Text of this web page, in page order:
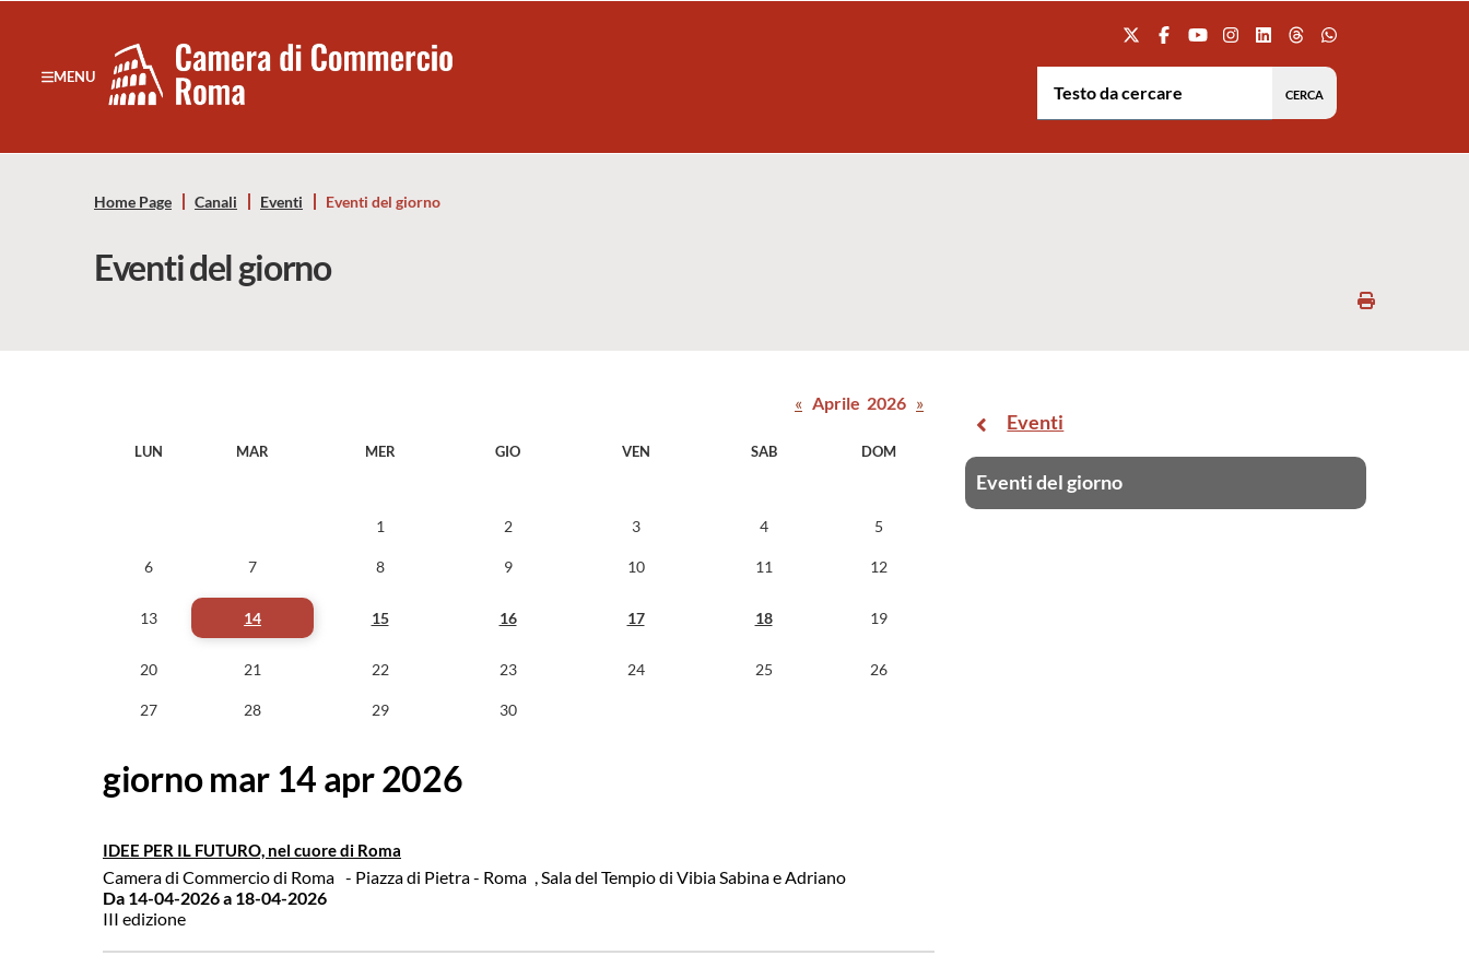
Notizie in primo piano
Banner servizi
MENU
Camera
Commercio
di
Roma
Roma
Testo da cercare:
Home Page Canali Eventi Eventi del giorno
Eventi del giorno
LUN MAR MER GIO VEN SAB DOM
1 2 3 4 5
6 7 8 9 10 11 12
13 14 15 16 17 18 19
20 21 22 23 24 25 26
27 28 29 30
« Aprile 2026 »
giorno mar 14 apr 2026
IDEE PER IL FUTURO, nel cuore di Roma
Camera di Commercio di Roma - Piazza di Pietra - Roma
, Sala del Tempio di Vibia Sabina e Adriano
Da 14-04-2026a 18-04-2026
III edizione
Eventi
Eventi del giorno